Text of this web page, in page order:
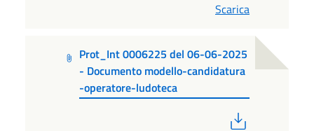
Scarica
Prot_Int 0006225 del 06-06-2025
- Documento modello-candidatura
-operatore-ludoteca